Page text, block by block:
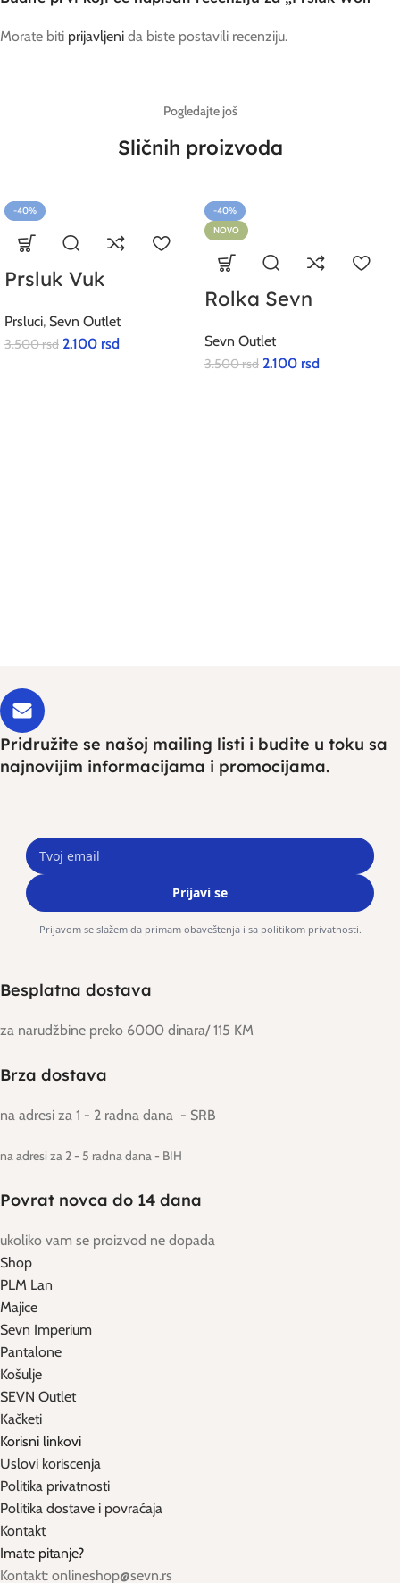
Morate biti prijavljeni da biste postavili recenziju.
Pogledajte još
Sličnih proizvoda
-40%
Prsluk Vuk
Prsluci, Sevn Outlet
3.500rsd 2.100 rsd
-40%
NOVO
Rolka Sevn
Sevn Outlet
3.500rsd 2.100 rsd
Pridružite se našoj mailing listi i budite u toku sa
najnovijim informacijama i promocijama.
Prijavi se
Prijavom se slažem da primam obaveštenja i sa politikom privatnosti.
Besplatna dostava
za narudžbine preko 6000 dinara/ 115 KM
Brza dostava
na adresi za 1 - 2 radna dana - SRB
na adresi za 2 - 5 radna dana - BIH
Povrat novca do 14 dana
ukoliko vam se proizvod ne dopada
Shop
PLM Lan
Majice
Sevn Imperium
Pantalone
Košulje
SEVN Outlet
Kačketi
Korisni linkovi
Uslovi koriscenja
Politika privatnosti
Politika dostave i povraćaja
Kontakt
Imate pitanje?
Kontakt: onlineshop@sevn.rs